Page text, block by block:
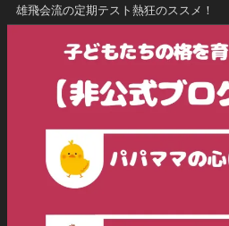
雄飛会流の定期テスト熱狂のススメ！